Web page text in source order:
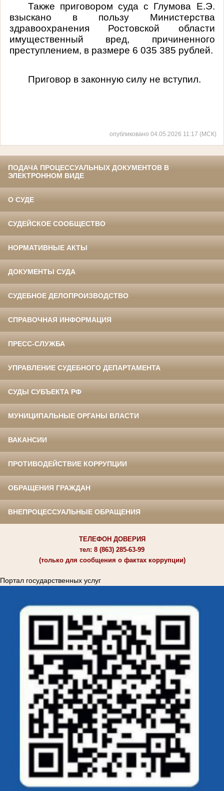
Также приговором суда с Глумова Е.Э.
взыскано в пользу Министерства
здравоохранения Ростовской области
имущественный вред, причиненного
преступлением, в размере 6 035 385 рублей.
Приговор в законную силу не вступил.
опубликовано 04.05.2026 11:17 (МСК)
ПОДАЧА ПРОЦЕССУАЛЬНЫХ ДОКУМЕНТОВ В
ЭЛЕКТРОННОМ ВИДЕ
О СУДЕ
СУДЕЙСКОЕ СООБЩЕСТВО
НОРМАТИВНЫЕ АКТЫ
ДОКУМЕНТЫ СУДА
СУДЕБНОЕ ДЕЛОПРОИЗВОДСТВО
СПРАВОЧНАЯ ИНФОРМАЦИЯ
ПРЕСС-СЛУЖБА
УПРАВЛЕНИЕ СУДЕБНОГО ДЕПАРТАМЕНТА
СУДЫ СУБЪЕКТА РФ
МУНИЦИПАЛЬНЫЕ ОРГАНЫ ВЛАСТИ
ВАКАНСИИ
ПРОТИВОДЕЙСТВИЕ КОРРУПЦИИ
ОБРАЩЕНИЯ ГРАЖДАН
ВНЕПРОЦЕССУАЛЬНЫЕ ОБРАЩЕНИЯ
ТЕЛЕФОН ДОВЕРИЯ
тел: 8 (863) 285-63-99
(только для сообщения о фактах коррупции)
Портал государственных услуг